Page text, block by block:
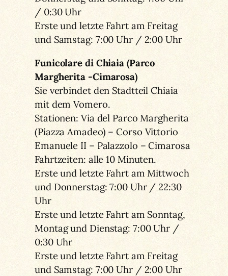
/ 0:30 Uhr
Erste und letzte Fahrt am Freitag
und Samstag: 7:00 Uhr / 2:00 Uhr
Funicolare di Chiaia (Parco
Margherita -Cimarosa)
Sie verbindet den Stadtteil Chiaia
mit dem Vomero.
Stationen: Via del Parco Margherita
(Piazza Amadeo) – Corso Vittorio
Emanuele II – Palazzolo – Cimarosa
Fahrtzeiten: alle 10 Minuten.
Erste und letzte Fahrt am Mittwoch
und Donnerstag: 7:00 Uhr / 22:30
Uhr
Erste und letzte Fahrt am Sonntag,
Montag und Dienstag: 7:00 Uhr /
0:30 Uhr
Erste und letzte Fahrt am Freitag
und Samstag: 7:00 Uhr / 2:00 Uhr